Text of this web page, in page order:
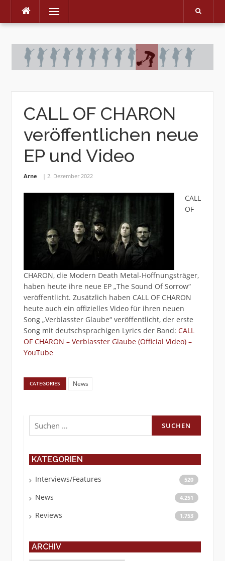
Skip
Menu
CALL OF CHARON
veröffentlichen neue
EP und Video
Arne 2. Dezember 2022
CALL
OF
CHARON, die Modern Death Metal-Hoffnungsträger,
haben heute ihre neue EP „The Sound Of Sorrow“
veröffentlicht. Zusätzlich haben CALL OF CHARON
heute auch ein offizielles Video für ihren neuen
Song „Verblasster Glaube“ veröffentlicht, der erste
Song mit deutschsprachigen Lyrics der Band: CALL
OF CHARON – Verblasster Glaube (Official Video) –
YouTube
CATEGORIES News
Suchen
nach:
KATEGORIEN
Interviews/Features 520
News 4.251
Reviews 1.753
ARCHIV